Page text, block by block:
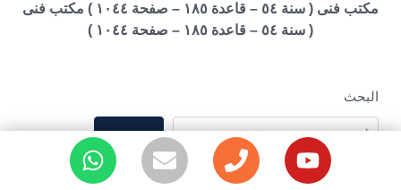
مكتب فنى ( سنة ٥٤ – قاعدة ١٨٥ – صفحة ١٠٤٤ ) مكتب فنى
( سنة ٥٤ – قاعدة ١٨٥ – صفحة ١٠٤٤ )
البحث
بحث